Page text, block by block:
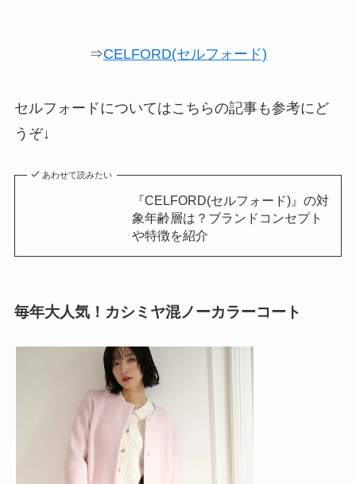
⇒CELFORD(セルフォード)
セルフォードについてはこちらの記事も参考にど
うぞ↓
あわせて読みたい
『CELFORD(セルフォード)』の対
象年齢層は？ブランドコンセプト
や特徴を紹介
毎年大人気！カシミヤ混ノーカラーコート